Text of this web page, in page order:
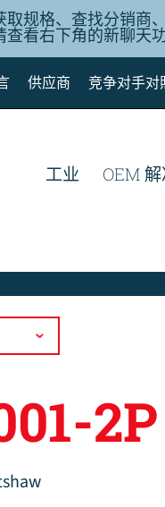
取规格、查找分销商
查看右下角的新聊天
Español de México
供应商 竞争对手对
工业 OEM
2P